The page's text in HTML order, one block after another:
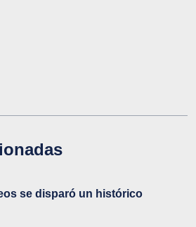
se disparó un histórico